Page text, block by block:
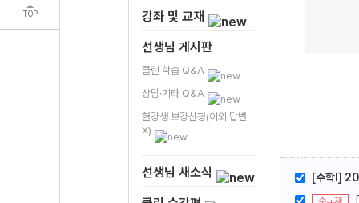
TOP
강좌 및 교재
선생님 게시판
클린 학습 Q&A
상담·기타 Q&A
현강생 보강신청(이외 답변
X)
선생님 새소식 [수학l]
주교재